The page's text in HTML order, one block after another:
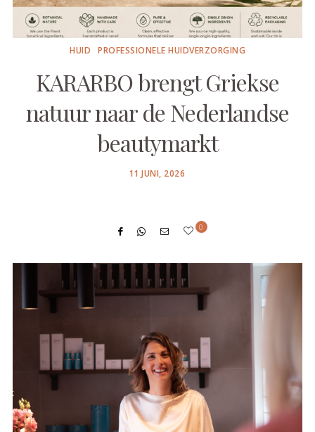
HUID PROFESSIONELE HUIDVERZORGING
KARARBO brengt Griekse
natuur naar de Nederlandse
beautymarkt
POSTED
11 JUNI, 2026
0